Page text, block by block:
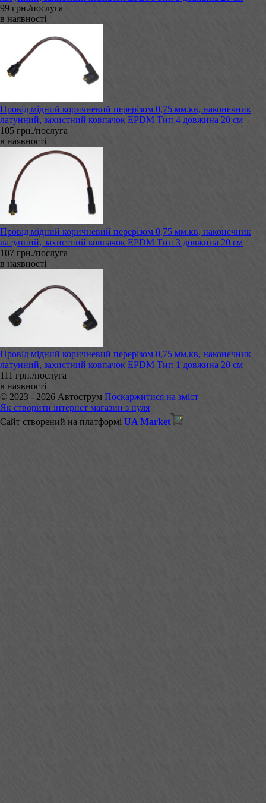
99 грн./послуга
в наявності
Провід мідний коричневий перерізом 0,75 мм.кв, наконечник
латунний, захистний ковпачок EPDM Тип 4 довжина 20 см
105 грн./послуга
в наявності
Провід мідний коричневий перерізом 0,75 мм.кв, наконечник
латунний, захистний ковпачок EPDM Тип 3 довжина 20 см
107 грн./послуга
в наявності
Провід мідний коричневий перерізом 0,75 мм.кв, наконечник
латунний, захистний ковпачок EPDM Тип 1 довжина 20 см
111 грн./послуга
в наявності
© 2023 - 2026 Автострум Поскаржитися на зміст
Як створити інтернет магазин з нуля
Сайт створений на платформі UA Market